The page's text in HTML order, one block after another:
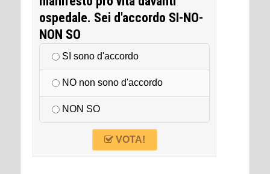
ospedale. Sei d'accordo SI-NO-
NON SO
SI sono d'accordo
NO non sono d'accordo
NON SO
VOTA!